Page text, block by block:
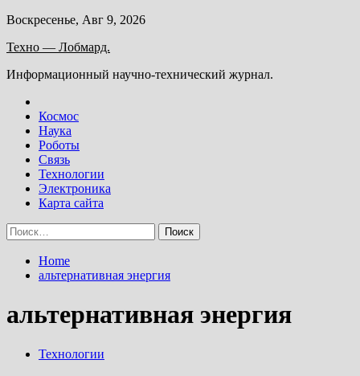
Skip
content
Воскресенье, Авг 9, 2026
Техно — Лобмард.
Информационный научно-технический журнал.
Космос
Наука
Роботы
Связь
Технологии
Электроника
Карта сайта
Найти:
Home
альтернативная энергия
альтернативная энергия
Технологии